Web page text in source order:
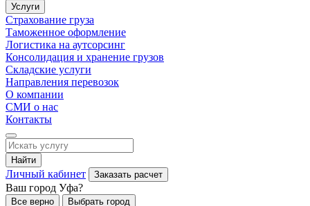
Услуги
Страхование груза
Таможенное оформление
Логистика на аутсорсинг
Консолидация и хранение грузов
Складские услуги
Направления перевозок
О компании
СМИ о нас
Контакты
Найти
Личный кабинет Заказать расчет
Ваш город Уфа?
Все верно Выбрать город